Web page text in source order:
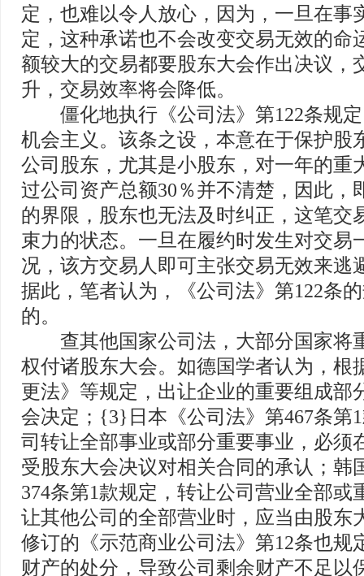
定，也难以令人放心，因为，一旦在事
定，这种承诺也不会改变交易无效的命
额较大的交易都要股东大会作出决议，
升，交易效率将会降低。
僵化地执行《公司法》第122条规定
机会主义。该条之设，本意在于保护股
公司股东，尤其是小股东，对一年的重
过公司资产总额30％并不清楚，因此，
的界限，股东也无法及时纠正，这笔交
束力的状态。一旦在履约时发生对交易
况，该方交易人即可主张交易无效来逃
据此，笔者认为，《公司法》第122条
的。
查其他国家公司法，大部分国家将
权付诸股东大会。如德国学者认为，根
更法》等规定，出让企业的重要组成部
会决定；{3}日本《公司法》第467条第
司转让全部事业或部分重要事业，必须
受股东大会决议对相关合同的承认；韩
374条第1款规定，转让公司营业全部或
让其他公司的全部营业时，应当由股东
修订的《示范商业公司法》第12条也规
财产的处分，导致公司剩余财产不足以